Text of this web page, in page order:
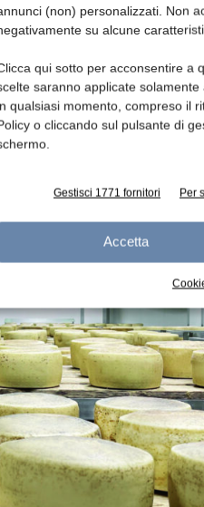
(non) personalizzati. Non
su alcune
qui sotto per acconsentire a
saranno applicate
qualsiasi momento, compreso il
o cliccando sul pulsante di
Gestisci 1771 fornitori Per
Accetta